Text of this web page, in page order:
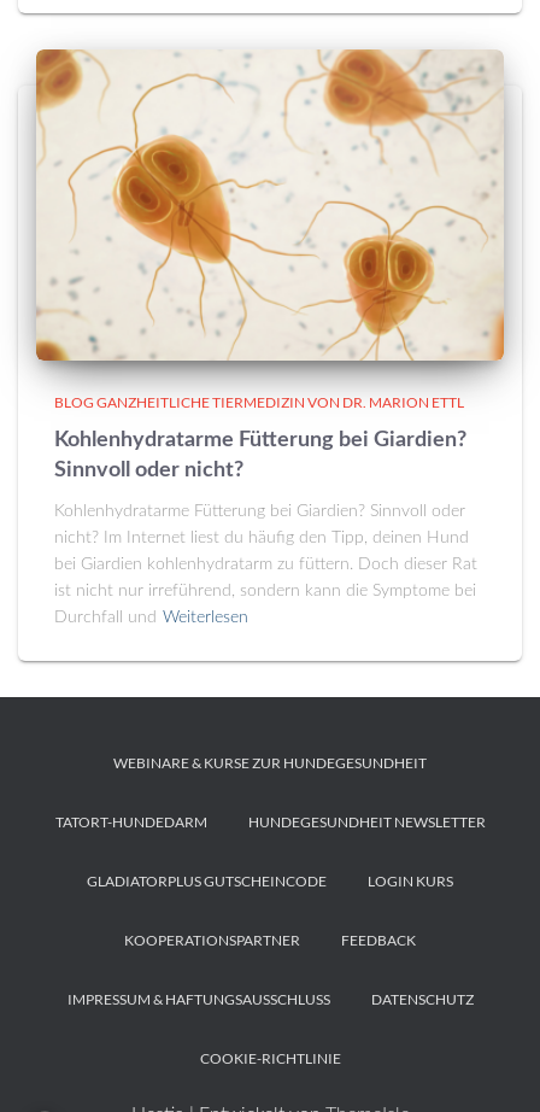
BLOG GANZHEITLICHE TIERMEDIZIN VON DR. MARION ETTL
Kohlenhydratarme Fütterung bei Giardien?
Sinnvoll oder nicht?
Kohlenhydratarme Fütterung bei Giardien? Sinnvoll oder
nicht? Im Internet liest du häufig den Tipp, deinen Hund
bei Giardien kohlenhydratarm zu füttern. Doch dieser Rat
ist nicht nur irreführend, sondern kann die Symptome bei
Durchfall und Weiterlesen
WEBINARE & KURSE ZUR HUNDEGESUNDHEIT
TATORT-HUNDEDARM HUNDEGESUNDHEIT NEWSLETTER
GLADIATORPLUS GUTSCHEINCODE LOGIN KURS
KOOPERATIONSPARTNER FEEDBACK
IMPRESSUM & HAFTUNGSAUSSCHLUSS DATENSCHUTZ
COOKIE-RICHTLINIE